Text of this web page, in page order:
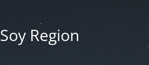
Soy Region